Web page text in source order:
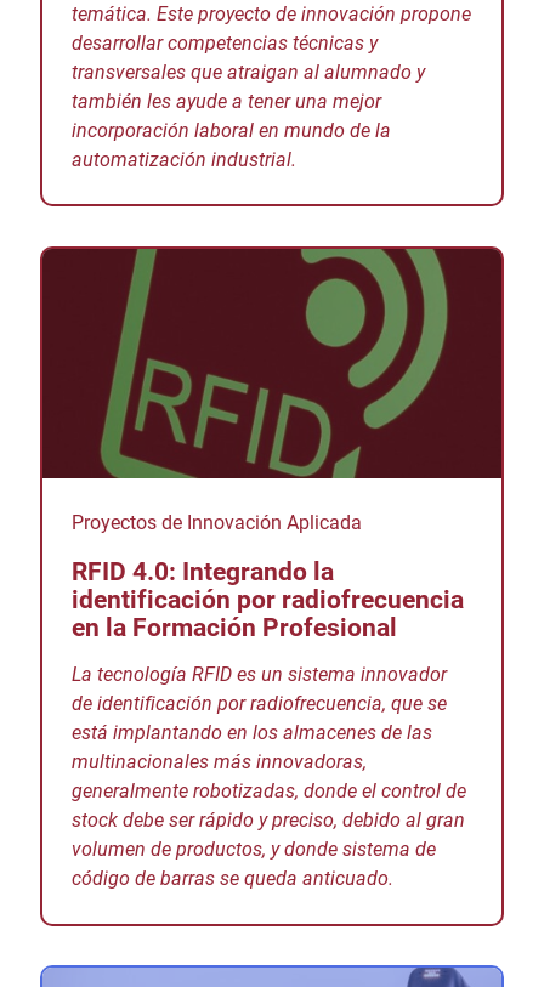
temática. Este proyecto de innovación propone
desarrollar competencias técnicas y
transversales que atraigan al alumnado y
también les ayude a tener una mejor
incorporación laboral en mundo de la
automatización industrial.
Proyectos de Innovación Aplicada
RFID 4.0: Integrando la
identificación por radiofrecuencia
en la Formación Profesional
La tecnología RFID es un sistema innovador
de identificación por radiofrecuencia, que se
está implantando en los almacenes de las
multinacionales más innovadoras,
generalmente robotizadas, donde el control de
stock debe ser rápido y preciso, debido al gran
volumen de productos, y donde sistema de
código de barras se queda anticuado.